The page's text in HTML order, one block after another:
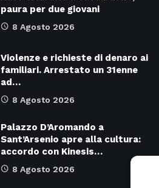
paura per due giovani
8 Agosto 2026
Violenze e richieste di denaro ai
familiari. Arrestato un 31enne
ad…
8 Agosto 2026
Palazzo D’Aromando a
Sant’Arsenio apre alla cultura:
accordo con Kinesis…
8 Agosto 2026